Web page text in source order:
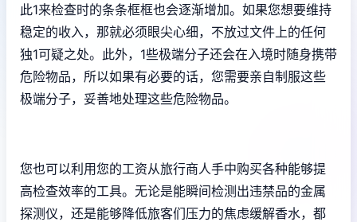
此1来检查时的条条框框也会逐渐增加。如果您想要维持
稳定的收入，那就必须眼尖心细，不放过文件上的任何
独1可疑之处。此外，1些极端分子还会在入境时随身携带
危险物品，所以如果有必要的话，您需要亲自制服这些
极端分子，妥善地处理这些危险物品。
您也可以利用您的工资从旅行商人手中购买各种能够提
高检查效率的工具。无论是能瞬间检测出违禁品的金属
探测仪，还是能够降低旅客们压力的焦虑缓解香水，都